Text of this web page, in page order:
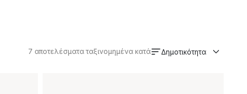
7 αποτελέσματα ταξινομημένα κατά Δημοτικότητα